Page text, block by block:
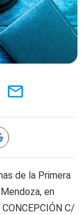
de la Primera
en
C/